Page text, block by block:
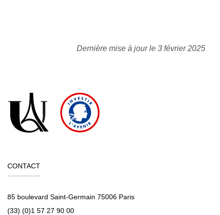
Dernière mise à jour le 3 février 2025
CONTACT
85 boulevard Saint-Germain 75006 Paris
(33) (0)1 57 27 90 00